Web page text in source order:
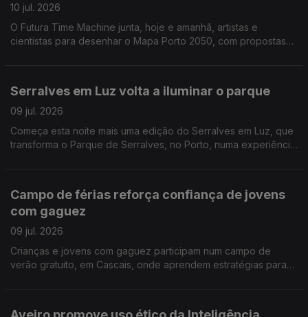
10 jul. 2026
O Futura Time Machine junta, hoje e amanhã, artistas e
cientistas para desenhar o Mapa Porto 2050, com propostas
Serralves em Luz volta a iluminar o parque
09 jul. 2026
Começa esta noite mais uma edição do Serralves em Luz, que
transforma o Parque de Serralves, no Porto, numa experiência
Campo de férias reforça confiança de jovens
com gaguez
09 jul. 2026
Crianças e jovens com gaguez participam num campo de
verão gratuito, em Cascais, onde aprendem estratégias para